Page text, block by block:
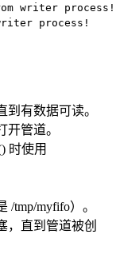
writer process!
有数据可读。
管道。
时使用
/tmp/myfifo）。
，直到管道被创